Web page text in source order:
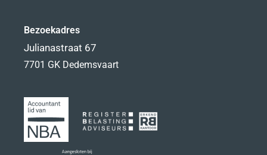
Bezoekadres
Julianastraat 67
7701 GK Dedemsvaart